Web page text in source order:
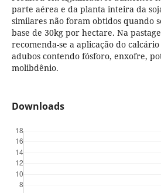
parte aérea e da planta inteira da
similares não foram obtidos quando
base de 30kg por hectare. Na
recomenda-se a aplicação do
adubos contendo fósforo, enxofre,
molibdênio.
Downloads